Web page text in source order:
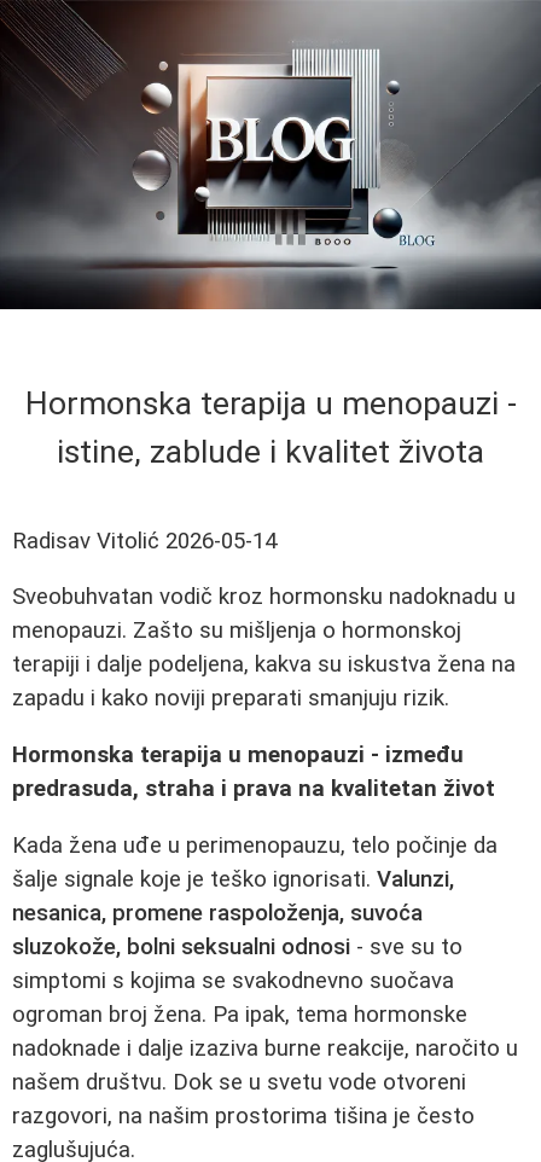
Hormonska terapija u menopauzi -
istine, zablude i kvalitet života
Radisav Vitolić 2026-05-14
Sveobuhvatan vodič kroz hormonsku nadoknadu u
menopauzi. Zašto su mišljenja o hormonskoj
terapiji i dalje podeljena, kakva su iskustva žena na
zapadu i kako noviji preparati smanjuju rizik.
Hormonska terapija u menopauzi - između
predrasuda, straha i prava na kvalitetan život
Kada žena uđe u perimenopauzu, telo počinje da
šalje signale koje je teško ignorisati. Valunzi,
nesanica, promene raspoloženja, suvoća
sluzokože, bolni seksualni odnosi - sve su to
simptomi s kojima se svakodnevno suočava
ogroman broj žena. Pa ipak, tema hormonske
nadoknade i dalje izaziva burne reakcije, naročito u
našem društvu. Dok se u svetu vode otvoreni
razgovori, na našim prostorima tišina je često
zaglušujuća.